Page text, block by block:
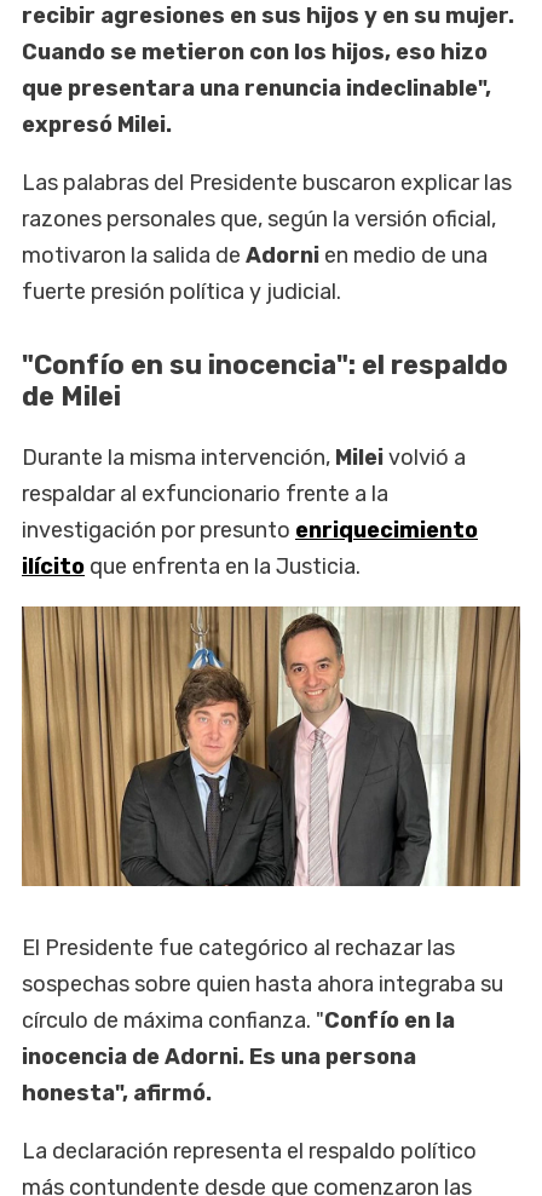
recibir agresiones en sus hijos y en su mujer.
Cuando se metieron con los hijos, eso hizo
que presentara una renuncia indeclinable",
expresó Milei.
Las palabras del Presidente buscaron explicar las
razones personales que, según la versión oficial,
motivaron la salida de Adorni en medio de una
fuerte presión política y judicial.
"Confío en su inocencia": el respaldo
de Milei
Durante la misma intervención, Mileivolvió a
respaldar al exfuncionario frente a la
investigación por presunto enriquecimiento
ilícito que enfrenta en la Justicia.
El Presidente fue categórico al rechazar las
sospechas sobre quien hasta ahora integraba su
círculo de máxima confianza. "Confío en la
inocencia de Adorni. Es una persona
honesta", afirmó.
La declaración representa el respaldo político
más contundente desde que comenzaron las